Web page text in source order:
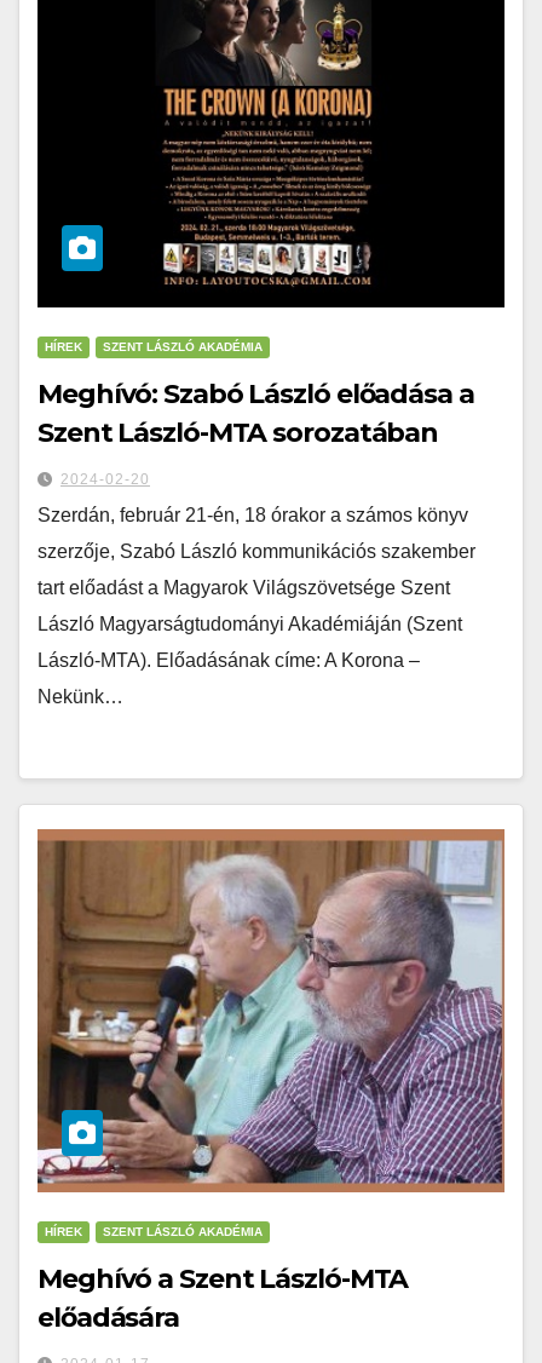
HÍREK SZENT LÁSZLÓ AKADÉMIA
Meghívó: Szabó László előadása a
Szent László-MTA sorozatában
2024-02-20
Szerdán, február 21-én, 18 órakor a számos könyv
szerzője, Szabó László kommunikációs szakember
tart előadást a Magyarok Világszövetsége Szent
László Magyarságtudományi Akadémiáján (Szent
László-MTA). Előadásának címe: A Korona –
Nekünk…
HÍREK SZENT LÁSZLÓ AKADÉMIA
Meghívó a Szent László-MTA
előadására